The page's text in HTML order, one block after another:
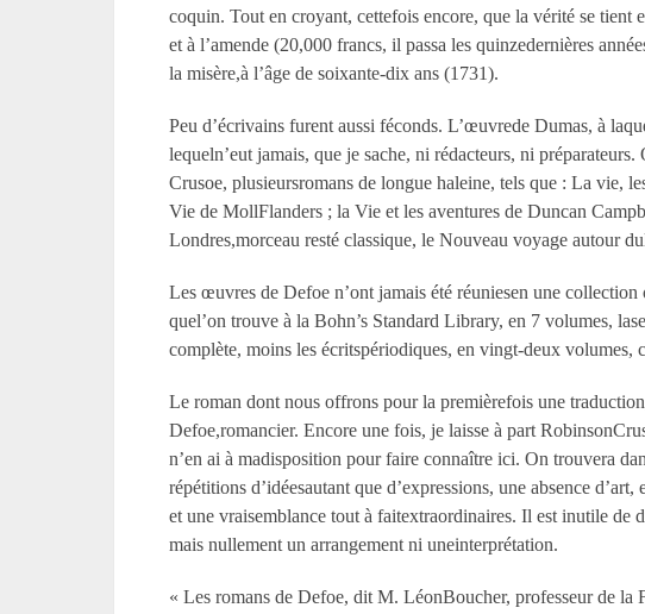
coquin. Tout en croyant, cettefois encore, que la vérité se tient
et à l’amende (20,000 francs, il passa les quinzedernières
la misère,à l’âge de soixante-dix ans (1731).
Peu d’écrivains furent aussi féconds. L’œuvrede Dumas, à
lequeln’eut jamais, que je sache, ni rédacteurs, ni
Crusoe, plusieursromans de longue haleine, tels que : La vie,
Vie de MollFlanders ; la Vie et les aventures de Duncan
Londres,morceau resté classique, le Nouveau voyage autour
Les œuvres de Defoe n’ont jamais été réuniesen une
quel’on trouve à la Bohn’s Standard Library, en 7 volumes,
complète, moins les écritspériodiques, en vingt-deux volumes,
Le roman dont nous offrons pour la premièrefois une
Defoe,romancier. Encore une fois, je laisse à part
n’en ai à madisposition pour faire connaître ici. On trouvera
répétitions d’idéesautant que d’expressions, une absence
et une vraisemblance tout à faitextraordinaires. Il est inutile de
mais nullement un arrangement ni uneinterprétation.
« Les romans de Defoe, dit M. LéonBoucher, professeur de la